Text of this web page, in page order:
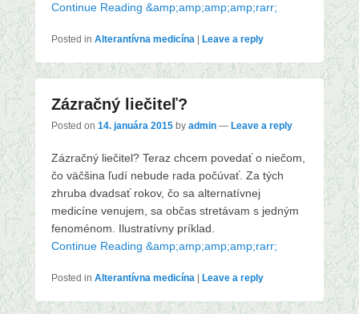
Continue Reading &amp;amp;amp;amp;rarr;
Posted in Alterantívna medicína Leave a reply
Zázračný liečiteľ?
Posted on 14. januára 2015 by admin — Leave a reply
Zázračný liečitel? Teraz chcem povedať o niečom,
čo väčšina ľudí nebude rada počúvať. Za tých
zhruba dvadsať rokov, čo sa alternatívnej
medicíne venujem, sa občas stretávam s jedným
fenoménom. Ilustratívny príklad.
Continue Reading &amp;amp;amp;amp;rarr;
Posted in Alterantívna medicína Leave a reply